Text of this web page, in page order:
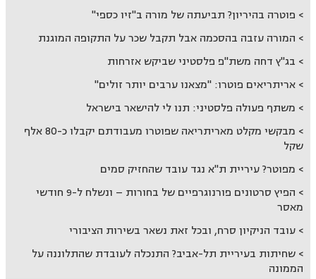
פוטרה בהיריון? תביעתה של מורה ב"זיו כספי"
המורה עזבה בהסכמה אבל תקבל שכר על התקופה המוגנת
בג"ץ דחה משת"פ פלסטיני שביקש אזרחות
אריתריאים פוטרו: "מצאנו ערבים יותר זולים"
משתף פעולה פלסטיני: תנו לי להישאר בישראל
מבקשי מקלט מאריתריאה שפוטרו מעבודתם יקבלו כ-80 אלף
שקל
מפוטר? עיריית ת"א נגד עובד שהחזיק סמים
הפיץ סרטונים פורנוגרפיים של בחורות – ונשלח ל-9 חודשי
מאסר
עובד הניקיון סרח, ובכל זאת נשאר בשירות הציבורי
שחיתות בעיריית תל-אביב? התנכלה לעובדת שהתלוננה על
הממונה